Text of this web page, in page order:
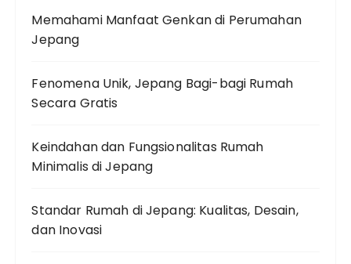
Memahami Manfaat Genkan di Perumahan
Jepang
Fenomena Unik, Jepang Bagi-bagi Rumah
Secara Gratis
Keindahan dan Fungsionalitas Rumah
Minimalis di Jepang
Standar Rumah di Jepang: Kualitas, Desain,
dan Inovasi